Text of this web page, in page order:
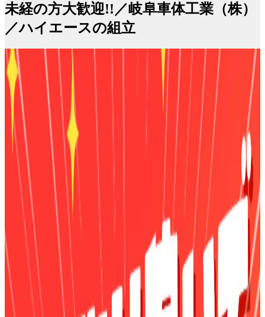
未経の方大歓迎!!／岐阜車体工業（株）
／ハイエースの組立